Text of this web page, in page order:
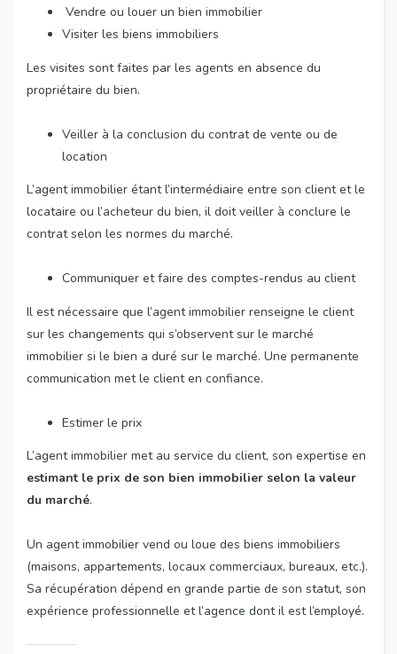
Vendre ou louer un bien immobilier
Visiter les biens immobiliers
Les visites sont faites par les agents en absence du
propriétaire du bien.
Veiller à la conclusion du contrat de vente ou de
location
L’agent immobilier étant l’intermédiaire entre son client et le
locataire ou l’acheteur du bien, il doit veiller à conclure le
contrat selon les normes du marché.
Communiquer et faire des comptes-rendus au client
Il est nécessaire que l’agent immobilier renseigne le client
sur les changements qui s’observent sur le marché
immobilier si le bien a duré sur le marché. Une permanente
communication met le client en confiance.
Estimer le prix
L’agent immobilier met au service du client, son expertise en
estimant le prix de son bien immobilier selon la valeur
du marché.
Un agent immobilier vend ou loue des biens immobiliers
(maisons, appartements, locaux commerciaux, bureaux, etc.).
Sa récupération dépend en grande partie de son statut, son
expérience professionnelle et l’agence dont il est l’employé.